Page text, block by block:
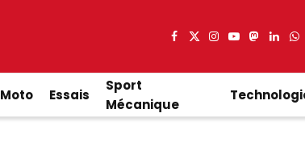
Facebook
X
Instagram
YouTube
Mastodon
Moto Essais
Sport
Mécanique